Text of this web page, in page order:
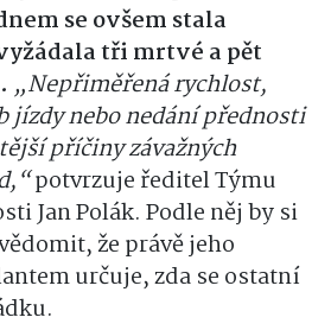
se ovšem stala
tři mrtvé a pět
„Nepřiměřená rychlost,
jízdy nebo nedání přednosti
příčiny závažných
potvrzuje ředitel Týmu
Jan Polák. Podle něj by si
že právě jeho
určuje, zda se ostatní